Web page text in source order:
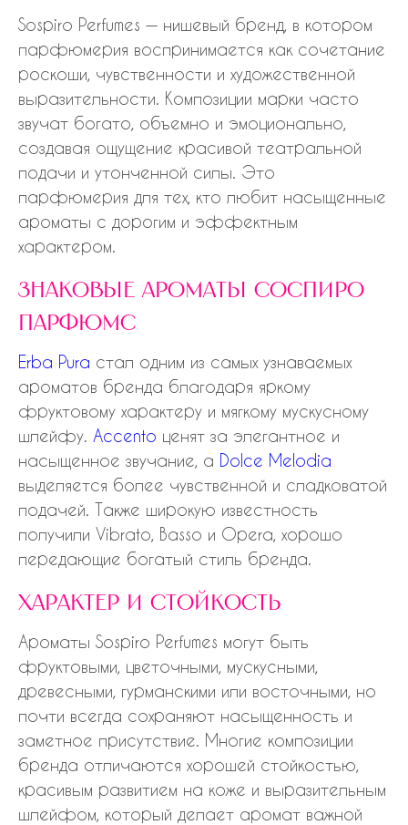
Sospiro Perfumes — нишевый бренд, в котором
парфюмерия воспринимается как сочетание
роскоши, чувственности и художественной
выразительности. Композиции марки часто
звучат богато, объемно и эмоционально,
создавая ощущение красивой театральной
подачи и утонченной силы. Это
парфюмерия для тех, кто любит насыщенные
ароматы с дорогим и эффектным
характером.
знаковые ароматы соспиро
парфюмс
Erba Pura стал одним из самых узнаваемых
ароматов бренда благодаря яркому
фруктовому характеру и мягкому мускусному
шлейфу. Accento ценят за элегантное и
насыщенное звучание, а Dolce Melodia
выделяется более чувственной и сладковатой
подачей. Также широкую известность
получили Vibrato, Basso и Opera, хорошо
передающие богатый стиль бренда.
характер и стойкость
Ароматы Sospiro Perfumes могут быть
фруктовыми, цветочными, мускусными,
древесными, гурманскими или восточными, но
почти всегда сохраняют насыщенность и
заметное присутствие. Многие композиции
бренда отличаются хорошей стойкостью,
красивым развитием на коже и выразительным
шлейфом, который делает аромат важной